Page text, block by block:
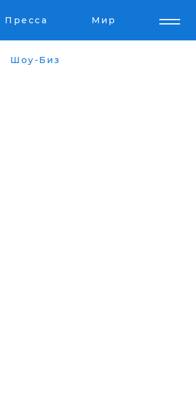
Пресса Мир
Шоу-Биз